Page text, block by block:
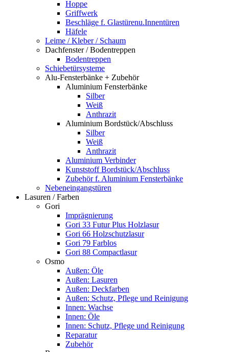
Hoppe
Griffwerk
Beschläge f. Glastürenu.Innentüren
Häfele
Leime / Kleber / Schaum
Dachfenster / Bodentreppen
Bodentreppen
Schiebetürsysteme
Alu-Fensterbänke + Zubehör
Aluminium Fensterbänke
Silber
Weiß
Anthrazit
Aluminium Bordstück/Abschluss
Silber
Weiß
Anthrazit
Aluminium Verbinder
Kunststoff Bordstück/Abschluss
Zubehör f. Aluminium Fensterbänke
Nebeneingangstüren
Lasuren / Farben
Gori
Imprägnierung
Gori 33 Futur Plus Holzlasur
Gori 66 Holzschutzlasur
Gori 79 Farblos
Gori 88 Compactlasur
Osmo
Außen: Öle
Außen: Lasuren
Außen: Deckfarben
Außen: Schutz, Pflege und Reinigung
Innen: Wachse
Innen: Öle
Innen: Schutz, Pflege und Reinigung
Reparatur
Zubehör